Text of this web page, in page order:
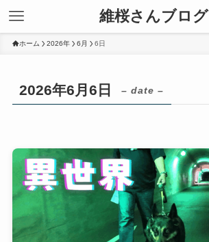
維桜さんブログ
ホーム 2026年 6月 6日
2026年6月6日 – date –